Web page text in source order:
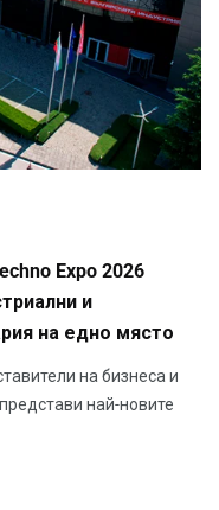
Expo 2026
и
на едно място
на бизнеса и
най-новите